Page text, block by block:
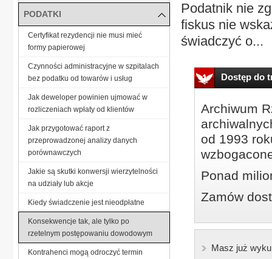
Podatnik nie
fiskus nie
świadczyć o...
Dostęp do
Archiwum
od 1993
Ponad
Zamów
Masz już
PODATKI
Certyfikat rezydencji nie musi mieć
formy papierowej
Czynności administracyjne w szpitalach
bez podatku od towarów i usług
Jak deweloper powinien ujmować w
rozliczeniach wpłaty od klientów
Jak przygotować raport z
przeprowadzonej analizy danych
porównawczych
Jakie są skutki konwersji wierzytelności
na udziały lub akcje
Kiedy świadczenie jest nieodpłatne
Konsekwencje tak, ale tylko po
rzetelnym postępowaniu dowodowym
Kontrahenci mogą odroczyć termin